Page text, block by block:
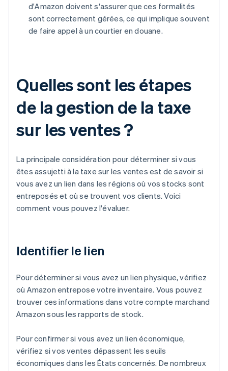
d'Amazon doivent s'assurer que ces formalités
sont correctement gérées, ce qui implique souvent
de faire appel à un courtier en douane.
Quelles sont les étapes
de la gestion de la taxe
sur les ventes ?
La principale considération pour déterminer si vous
êtes assujetti à la taxe sur les ventes est de savoir si
vous avez un lien dans les régions où vos stocks sont
entreposés et où se trouvent vos clients. Voici
comment vous pouvez l'évaluer.
Identifier le lien
Pour déterminer si vous avez un lien physique, vérifiez
où Amazon entrepose votre inventaire. Vous pouvez
trouver ces informations dans votre compte marchand
Amazon sous les rapports de stock.
Pour confirmer si vous avez un lien économique,
vérifiez si vos ventes dépassent les seuils
économiques dans les États concernés. De nombreux